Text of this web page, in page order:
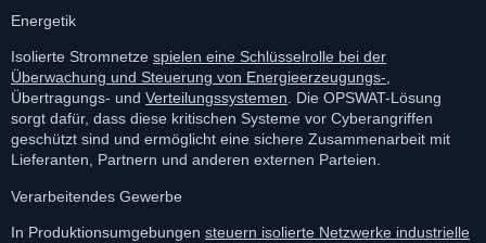
Energetik
Isolierte Stromnetze spielen eine Schlüsselrolle bei der
Überwachung und Steuerung von Energieerzeugungs-,
Übertragungs- und Verteilungssystemen. Die OPSWAT-Lösung
sorgt dafür, dass diese kritischen Systeme vor Cyberangriffen
geschützt sind und ermöglicht eine sichere Zusammenarbeit mit
Lieferanten, Partnern und anderen externen Parteien.
Verarbeitendes Gewerbe
In Produktionsumgebungen steuern isolierte Netzwerke industrielle